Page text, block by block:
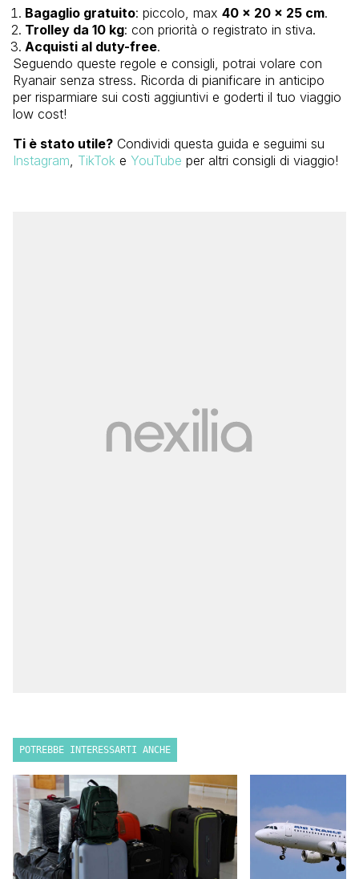
Bagaglio gratuito: piccolo, max 40 x 20 x 25 cm.
Trolley da 10 kg: con priorità o registrato in stiva.
Acquisti al duty-free.
Seguendo queste regole e consigli, potrai volare con
Ryanair senza stress. Ricorda di pianificare in anticipo
per risparmiare sui costi aggiuntivi e goderti il tuo viaggio
low cost!
Ti è stato utile? Condividi questa guida e seguimi su
Instagram, TikTok e YouTube per altri consigli di viaggio!
POTREBBE INTERESSARTI ANCHE